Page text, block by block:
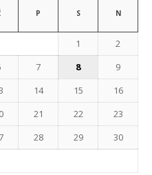
P S N
1
2
7 8
9
14 15
16
21 22
23
28 29
30